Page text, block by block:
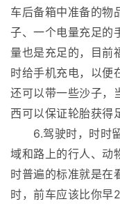
车后备箱中准备的物
子、一个电量充足的
量也是充足的，目前
时给手机充电，以便
还可以带一些沙子，
西可以保证轮胎获得
6.驾驶时，时时留
域和路上的行人、动
时普遍的标准就是在
时，前车应该比你早